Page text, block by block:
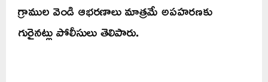
గ్రాముల వెండి ఆభరణాలు మాత్రమే అపహరణకు
గురైనట్లు పోలీసులు తెలిపారు.